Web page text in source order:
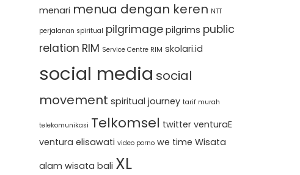
menari menua dengan keren NTT
perjalanan spiritual pilgrimage pilgrims public
relation RIM Service Centre RIM skolari.id
social media social
movement spiritual journey tarif murah
telekomunikasi Telkomsel twitter venturaE
ventura elisawati video porno we time Wisata
alam wisata bali XL